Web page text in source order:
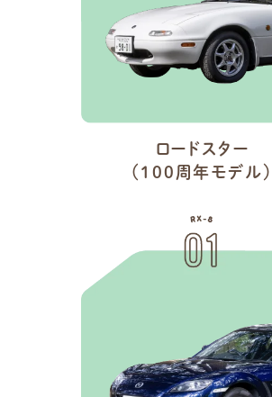
ロードスター
（100周年モデル）